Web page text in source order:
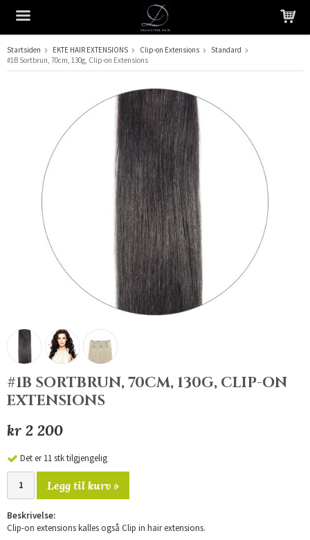
Produktet har blitt lagt til i handlekurven din
Startsiden EKTE HAIR EXTENSIONS Clip-on Extensions
Standard
#1B Sortbrun, 70cm, 130g, Clip-on Extensions
#1B SORTBRUN, 70CM, 130G, CLIP-ON
EXTENSIONS
kr 2 200
Det er 11 stk tilgjengelig
Legg til kurv »
Beskrivelse:
Clip-on extensions kalles også Clip in hair extensions.